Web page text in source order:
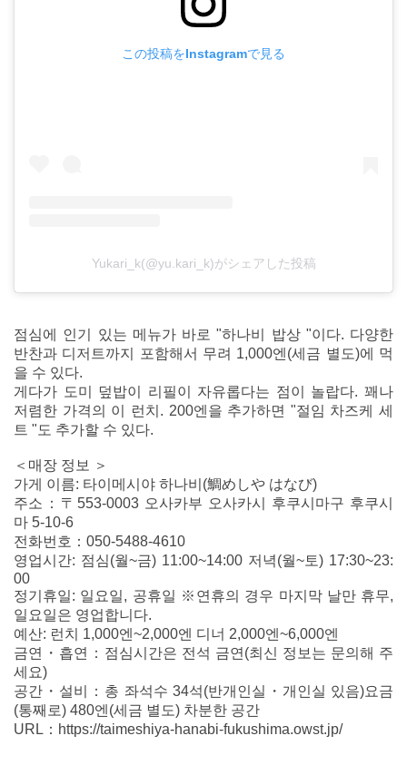
この投稿をInstagramで見る
Yukari_k(@yu.kari_k)がシェアした投稿
점심에 인기 있는 메뉴가 바로 "하나비 밥상 "이다. 다양한
반찬과 디저트까지 포함해서 무려 1,000엔(세금 별도)에 먹
을 수 있다.
게다가 도미 덮밥이 리필이 자유롭다는 점이 놀랍다. 꽤나
저렴한 가격의 이 런치. 200엔을 추가하면 "절임 차즈케 세
트 "도 추가할 수 있다.
＜매장 정보 ＞
가게 이름: 타이메시야 하나비(鯛めしや はなび)
주소：〒553-0003 오사카부 오사카시 후쿠시마구 후쿠시
마 5-10-6
전화번호：050-5488-4610
영업시간: 점심(월~금) 11:00~14:00 저녁(월~토) 17:30~23:
00
정기휴일: 일요일, 공휴일 ※연휴의 경우 마지막 날만 휴무,
일요일은 영업합니다.
예산: 런치 1,000엔~2,000엔 디너 2,000엔~6,000엔
금연・흡연：점심시간은 전석 금연(최신 정보는 문의해 주
세요)
공간・설비：총 좌석수 34석(반개인실・개인실 있음)요금
(통째로) 480엔(세금 별도) 차분한 공간
URL：https://taimeshiya-hanabi-fukushima.owst.jp/